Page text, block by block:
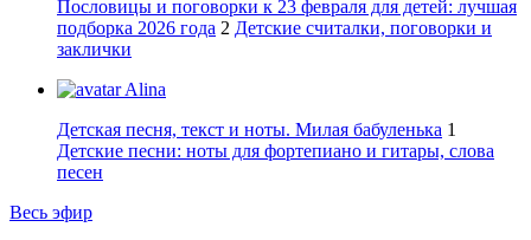
Пословицы и поговорки к 23 февраля для детей: лучшая
подборка 2026 года 2 Детские считалки, поговорки и
заклички
Alina
Детская песня, текст и ноты. Милая бабуленька 1
Детские песни: ноты для фортепиано и гитары, слова
песен
Весь эфир